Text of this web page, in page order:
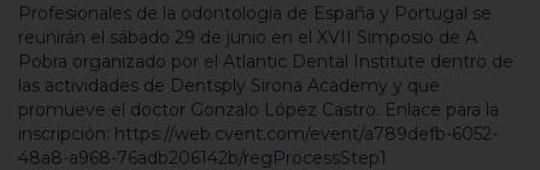
Profesionales de la odontología de España y Portugal se
reunirán el sábado 29 de junio en el XVII Simposio de A
Pobra organizado por el Atlantic Dental Institute dentro de
las actividades de Dentsply Sirona Academy y que
promueve el doctor Gonzalo López Castro. Enlace para la
inscripción: https://web.cvent.com/event/a789defb-6052-
48a8-a968-76adb206142b/regProcessStep1